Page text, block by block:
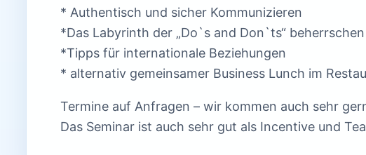
* Authentisch und sicher Kommunizieren
*Das Labyrinth der „Do`s and Don`ts“ beherrschen
*Tipps für internationale Beziehungen
* alternativ gemeinsamer Business Lunch im
Termine auf Anfragen – wir kommen auch sehr
Das Seminar ist auch sehr gut als Incentive und